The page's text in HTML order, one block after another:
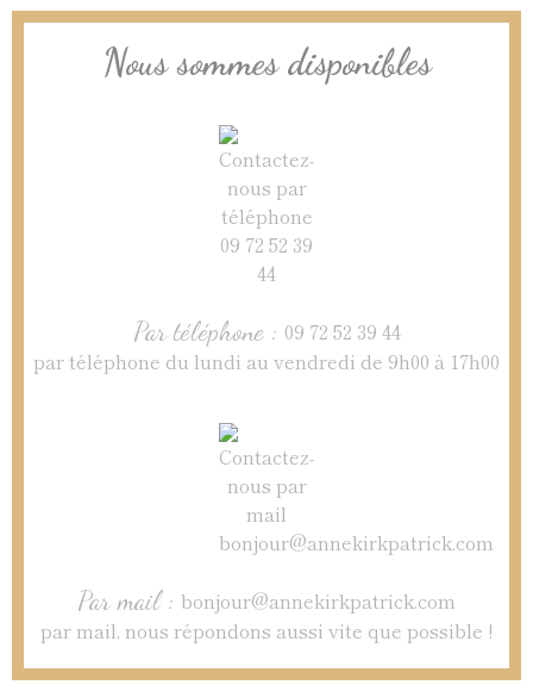
Nous sommes disponibles
Par téléphone : 09 72 52 39 44
par téléphone du lundi au vendredi de 9h00 à 17h00
Par mail : bonjour@annekirkpatrick.com
par mail, nous répondons aussi vite que possible !